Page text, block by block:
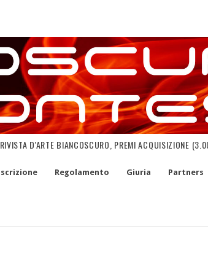
D'ARTE BIANCOSCURO, PREMI ACQUISIZIONE
Regolamento Giuria Partners